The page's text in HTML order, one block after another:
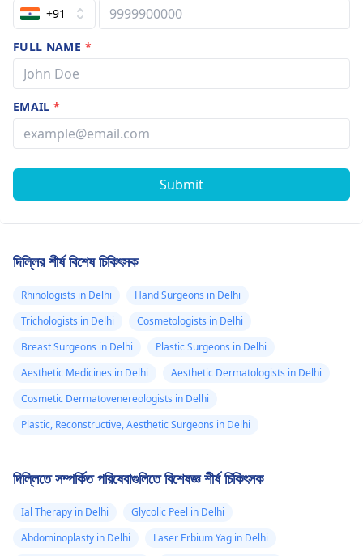
+91
FULL NAME *
EMAIL*
Submit
দিল্লির শীর্ষ বিশেষ চিকিৎসক
Rhinologists in Delhi
Hand Surgeons in Delhi
Trichologists in Delhi
Cosmetologists in Delhi
Breast Surgeons in Delhi
Plastic Surgeons in Delhi
Aesthetic Medicines in Delhi
Aesthetic Dermatologists in Delhi
Cosmetic Dermatovenereologists in Delhi
Plastic, Reconstructive, Aesthetic Surgeons in Delhi
দিল্লিতে সম্পর্কিত পরিষেবাগুলিতে বিশেষজ্ঞ শীর্ষ চিকিৎসক
Ial Therapy in Delhi
Glycolic Peel in Delhi
Abdominoplasty in Delhi
Laser Erbium Yag in Delhi